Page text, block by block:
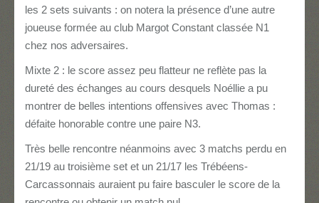
les 2 sets suivants : on notera la présence d’une autre
joueuse formée au club Margot Constant classée N1
chez nos adversaires.
Mixte 2 : le score assez peu flatteur ne reflète pas la
dureté des échanges au cours desquels Noéllie a pu
montrer de belles intentions offensives avec Thomas :
défaite honorable contre une paire N3.
Très belle rencontre néanmoins avec 3 matchs perdu en
21/19 au troisième set et un 21/17 les Trébéens-
Carcassonnais auraient pu faire basculer le score de la